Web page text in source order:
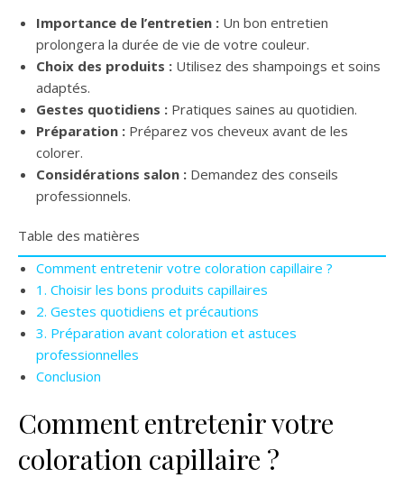
Importance de l’entretien : Un bon entretien
prolongera la durée de vie de votre couleur.
Choix des produits : Utilisez des shampoings et soins
adaptés.
Gestes quotidiens : Pratiques saines au quotidien.
Préparation : Préparez vos cheveux avant de les
colorer.
Considérations salon : Demandez des conseils
professionnels.
Table des matières
Comment entretenir votre coloration capillaire ?
1. Choisir les bons produits capillaires
2. Gestes quotidiens et précautions
3. Préparation avant coloration et astuces
professionnelles
Conclusion
Comment entretenir votre
coloration capillaire ?